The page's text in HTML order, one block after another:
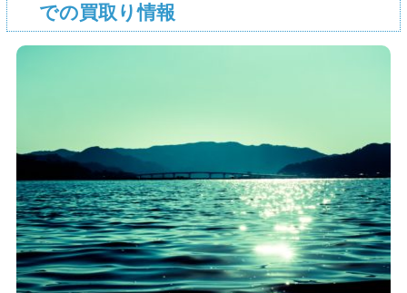
での買取り情報